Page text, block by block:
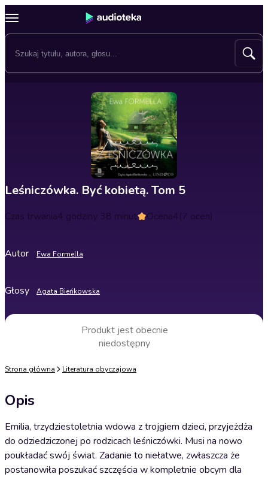
Leśniczówka. Być kobietą. Tom 5
Czas trwania4 godziny 38 minut Ocena4(7 ocen)
Autor Ewa Formella
Głosy Agata Bieńkowska
Produkt jest obecnie
niedostępny
Strona główna Literatura obyczajowa
Opis
Emilia, trzydziestoletnia wdowa z trojgiem dzieci, przyjeżdża
do odziedziczonej po rodzicach leśniczówki. Musi na nowo
poukładać swój świat. Zadanie to niełatwe, zwłaszcza że
postanowiła poszukać szczęścia w kompletnie obcym dla